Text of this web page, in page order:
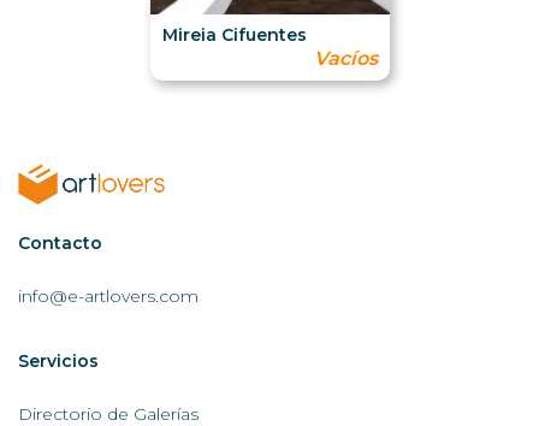
Mireia Cifuentes
Vacíos
Contactar
AL
Contacto
info@e-artlovers.com
Servicios
Servicios
Directorio de Galerías